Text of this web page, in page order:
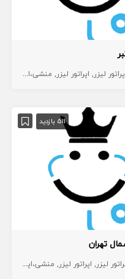
لیزر اپراتور لیزر منشی،اپراتور،دستیار
511 بازدید
تهران
لیزر اپراتور لیزر منشی،اپراتور،دستیار